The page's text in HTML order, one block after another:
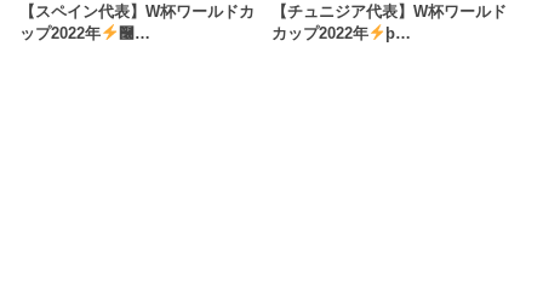
【スペイン代表】W杯ワールドカ
ップ2022年
࿠…
【チュニジア代表】W杯ワールド
カップ2022年
þ…